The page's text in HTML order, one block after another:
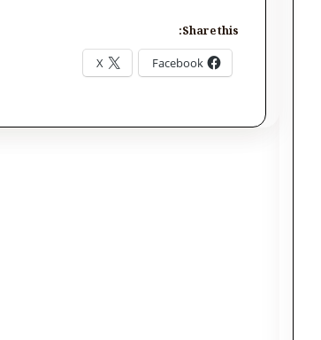
Share this:
Facebook
X